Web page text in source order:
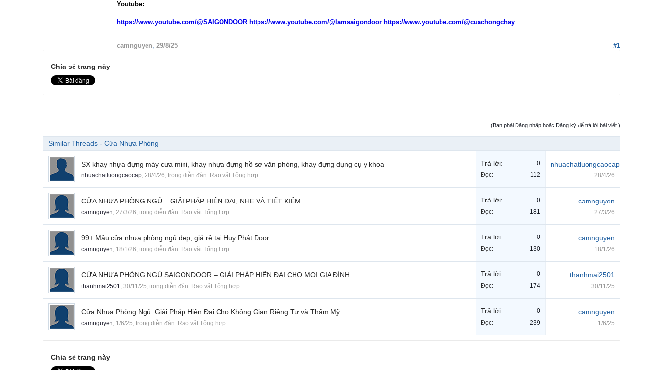
Youtube:
https://www.youtube.com/@SAIGONDOOR https://www.youtube.com/@lamsaigondoor https://www.youtube.com/@cuachongchay
camnguyen, 29/8/25 #1
Chia sẻ trang này
(Bạn phải Đăng nhập hoặc Đăng ký để trả lời bài viết.)
Similar Threads - Cửa Nhựa Phòng
SX khay nhựa đựng máy cưa mini, khay nhựa đựng hồ sơ văn phòng, khay đựng dụng cụ y khoa
nhuachatluongcaocap, 28/4/26, trong diễn đàn: Rao vặt Tổng hợp
Trả lời:
0
Đọc:
112
nhuachatluongcaocap
28/4/26
CỬA NHỰA PHÒNG NGỦ – GIẢI PHÁP HIỆN ĐẠI, NHẸ VÀ TIẾT KIỆM
camnguyen, 27/3/26, trong diễn đàn: Rao vặt Tổng hợp
Trả lời:
0
Đọc:
181
camnguyen
27/3/26
99+ Mẫu cửa nhựa phòng ngủ đẹp, giá rẻ tại Huy Phát Door
camnguyen, 18/1/26, trong diễn đàn: Rao vặt Tổng hợp
Trả lời:
0
Đọc:
130
camnguyen
18/1/26
CỬA NHỰA PHÒNG NGỦ SAIGONDOOR – GIẢI PHÁP HIỆN ĐẠI CHO MỌI GIA ĐÌNH
thanhmai2501, 30/11/25, trong diễn đàn: Rao vặt Tổng hợp
Trả lời:
0
Đọc:
174
thanhmai2501
30/11/25
Cửa Nhựa Phòng Ngủ: Giải Pháp Hiện Đại Cho Không Gian Riêng Tư và Thẩm Mỹ
camnguyen, 1/6/25, trong diễn đàn: Rao vặt Tổng hợp
Trả lời:
0
Đọc:
239
camnguyen
1/6/25
Chia sẻ trang này